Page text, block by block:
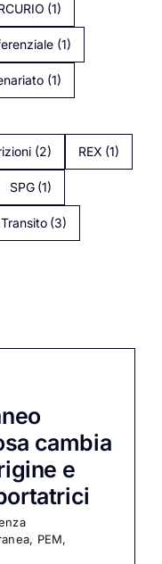
(1)
(1)
(1)
(2) REX (1)
SPG (1)
Transito (3)
cambia
e
, PEM,